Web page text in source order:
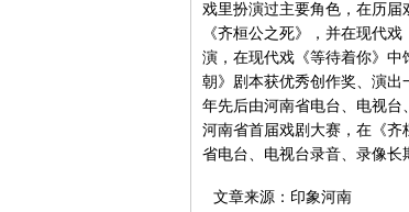
戏里扮演过主要角色，在历届
《齐桓公之死》，并在现代
演，在现代戏《等待着你》中
朝》剧本获优秀创作奖、演出
年先后由河南省电台、电视台
河南省首届戏剧大赛，在《
省电台、电视台录音、录像长
文章来源：印象河南